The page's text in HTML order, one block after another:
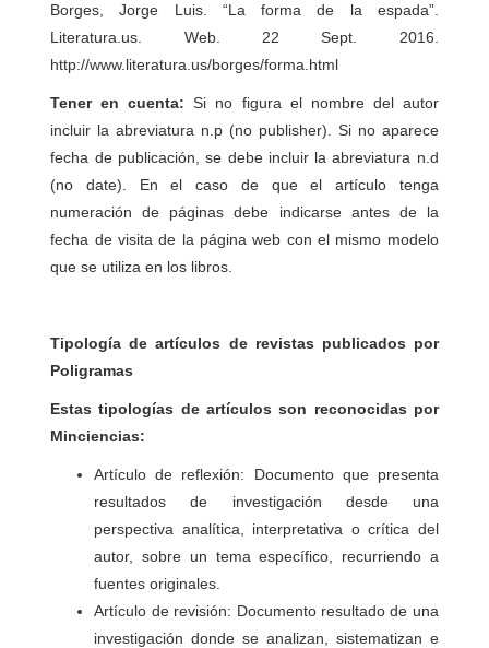
Borges, Jorge Luis. “La forma de la espada”.
Literatura.us. Web. 22 Sept. 2016.
http://www.literatura.us/borges/forma.html
Tener en cuenta:Si no figura el nombre del autor
incluir la abreviatura n.p (no publisher). Si no aparece
fecha de publicación, se debe incluir la abreviatura n.d
(no date). En el caso de que el artículo tenga
numeración de páginas debe indicarse antes de la
fecha de visita de la página web con el mismo modelo
que se utiliza en los libros.
Tipología de artículos de revistas publicados por
Poligramas
Estas tipologías de artículos son reconocidas por
Minciencias:
Artículo de reflexión: Documento que presenta
resultados de investigación desde una
perspectiva analítica, interpretativa o crítica del
autor, sobre un tema específico, recurriendo a
fuentes originales.
Artículo de revisión: Documento resultado de una
investigación donde se analizan, sistematizan e